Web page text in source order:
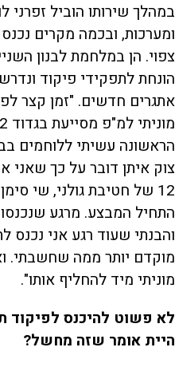
במהלך שירותו הוביל
ומערכות, ובכמה מקרים
צפוי. הן במלחמת לבנון
הונחת לתפקידי פיקוד
אתגרים חדשים. "זמן קצר
הראשונה עשיתי ללוחמים
צוק איתן דובר על כך
12 של חטיבת גולני, שי
התחיל המבצע. מרגע
והבנתי שעוד רגע אני
מוקדם יותר ממה שחשבתי.
מוניתי מיד להחליף אותו".
לא פשוט להיכנס לפיקוד
היית אומר שזה מחשל?